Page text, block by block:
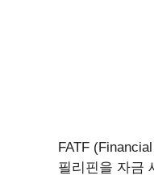
FATF
필리핀을 자금